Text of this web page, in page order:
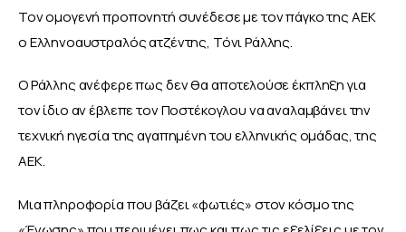
Τον ομογενή προπονητή συνέδεσε με τον πάγκο της ΑΕΚ
ο Ελληνοαυστραλός ατζέντης, Τόνι Ράλλης.
Ο Ράλλης ανέφερε πως δεν θα αποτελούσε έκπληξη για
τον ίδιο αν έβλεπε τον Ποστέκογλου να αναλαμβάνει την
τεχνική ηγεσία της αγαπημένη του ελληνικής ομάδας, της
ΑΕΚ.
Μια πληροφορία που βάζει «φωτιές» στον κόσμο της